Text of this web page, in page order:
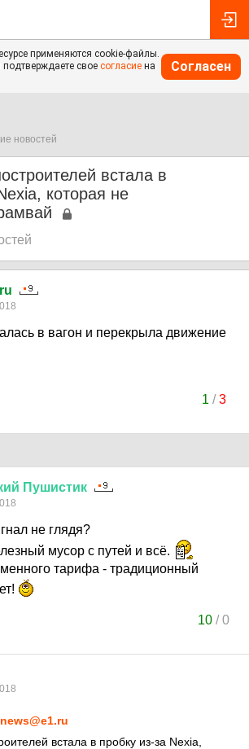
применяются cookie-файлы.
свое согласие на
Согласен
новостей
встала в
которая не
в вагон и перекрыла движение
1 /3
Пушистик
не глядя?
мусор с путей и всё.
тарифа - традиционный
10 /0
news@e1.ru
встала в пробку из-за Nexia,